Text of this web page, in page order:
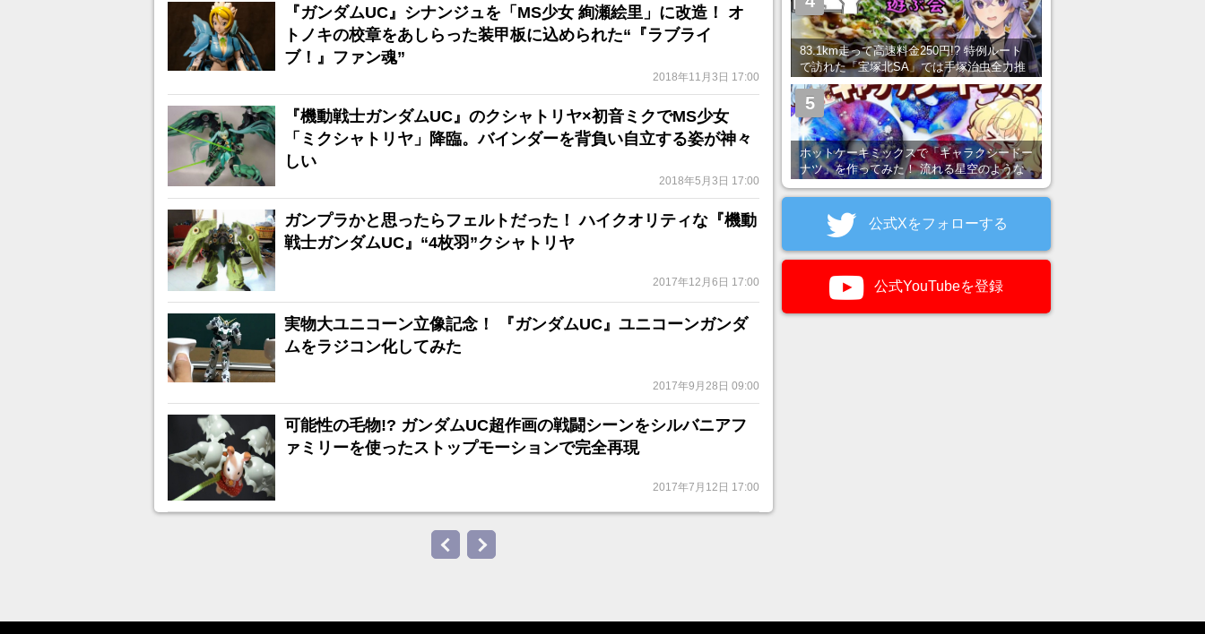
『ガンダムUC』シナンジュを「MS少女 絢瀬絵里」に改造！ オ
トノキの校章をあしらった装甲板に込められた“『ラブライ
ブ！』ファン魂”
2018年11月3日 17:00
『機動戦士ガンダムUC』のクシャトリヤ×初音ミクでMS少女
「ミクシャトリヤ」降臨。バインダーを背負い自立する姿が神々
しい
2018年5月3日 17:00
ガンプラかと思ったらフェルトだった！ ハイクオリティな『機動
戦士ガンダムUC』“4枚羽”クシャトリヤ
2017年12月6日 17:00
実物大ユニコーン立像記念！ 『ガンダムUC』ユニコーンガンダ
ムをラジコン化してみた
2017年9月28日 09:00
可能性の毛物!? ガンダムUC超作画の戦闘シーンをシルバニアフ
ァミリーを使ったストップモーションで完全再現
2017年7月12日 17:00
83.1km走って高速料金250円!? 特例ルート
で訪れた「宝塚北SA」では手塚治虫全力推
し＆関西グルメが楽しめる！
ホットケーキミックスで「ギャラクシードー
ナツ」を作ってみた！ 流れる星空のような
レンチン・レシピを紹介
5
公式Xをフォローする
公式YouTubeを登録